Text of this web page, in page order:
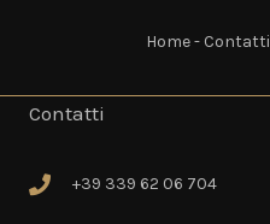
Home- Contatti
Contatti
+39 339 62 06 704
+39 339 62 06 704